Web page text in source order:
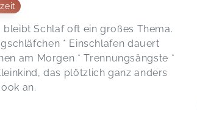
Schlaf oft ein großes Thema.
* Einschlafen dauert
am Morgen * Trennungsängste *
das plötzlich ganz anders
an.